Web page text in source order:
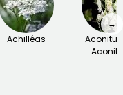
Achilléas
→